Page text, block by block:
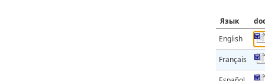
Язык
English
Français